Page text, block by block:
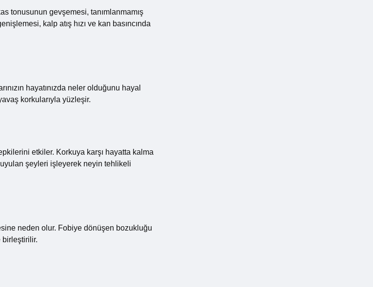
tonusunun gevşemesi, tanımlanmamış
kalp atış hızı ve kan basıncında
hayatınızda neler olduğunu hayal
korkularıyla yüzleşir.
etkiler. Korkuya karşı hayatta kalma
şeyleri işleyerek neyin tehlikeli
neden olur. Fobiye dönüşen bozukluğu
birleştirilir.